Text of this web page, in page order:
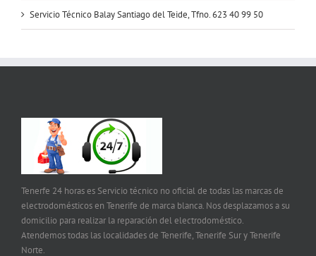
Servicio Técnico Balay Santiago del Teide, Tfno. 623 40 99 50
Tenerfe 24 horas es Servicio técnico no oficial de todas las marcas de
electrodomésticos en Tenerife de marca blanca. Nos desplazamos a su
domicilio para realizar la reparación del electrodoméstico.
Atendemos todas las localidades de Tenerife, Tenerife Sur y Tenerife
Norte.